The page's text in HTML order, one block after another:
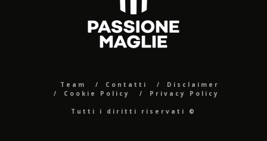
Team Contatti
Disclaimer
Cookie Policy
Privacy Policy
Tutti i diritti riservati ©